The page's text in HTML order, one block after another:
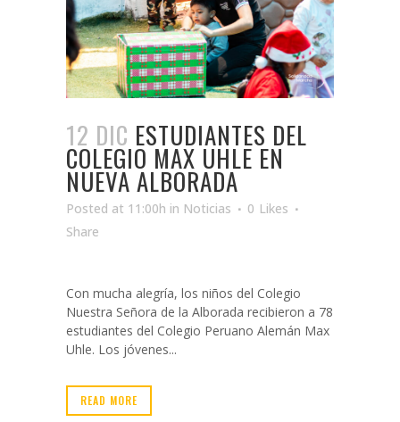
12 DIC ESTUDIANTES DEL
COLEGIO MAX UHLE EN
NUEVA ALBORADA
Posted at 11:00h in Noticias 0 Likes
Share
Con mucha alegría, los niños del Colegio
Nuestra Señora de la Alborada recibieron a 78
estudiantes del Colegio Peruano Alemán Max
Uhle. Los jóvenes...
READ MORE